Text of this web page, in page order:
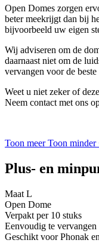
Open Domes zorgen
beter meekrijgt dan bij
bijvoorbeeld uw eigen
Wij adviseren om de
daarnaast niet om de
vervangen voor de
Weet u niet zeker of
Neem contact met ons
Toon meer Toon minder
Plus- en
Maat L
Open Dome
Verpakt per 10 stuks
Eenvoudig te vervangen
Geschikt voor Phonak